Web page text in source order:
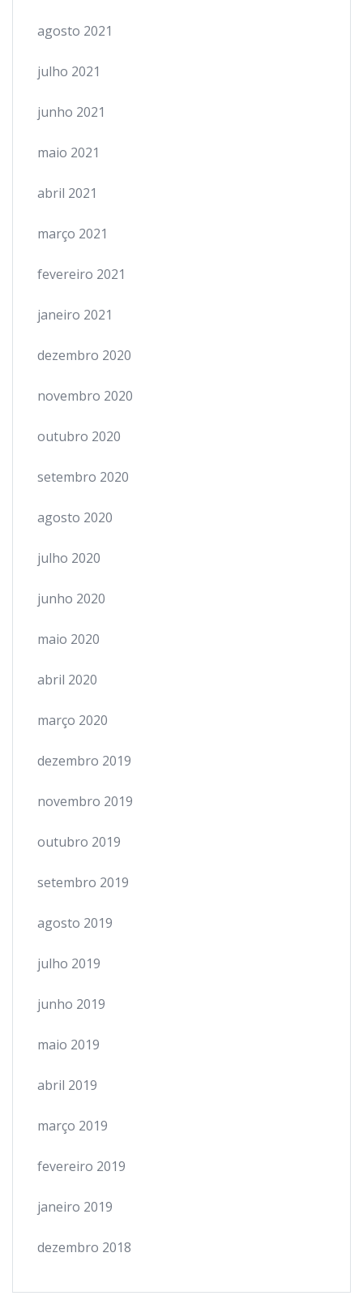
agosto 2021
julho 2021
junho 2021
maio 2021
abril 2021
março 2021
fevereiro 2021
janeiro 2021
dezembro 2020
novembro 2020
outubro 2020
setembro 2020
agosto 2020
julho 2020
junho 2020
maio 2020
abril 2020
março 2020
dezembro 2019
novembro 2019
outubro 2019
setembro 2019
agosto 2019
julho 2019
junho 2019
maio 2019
abril 2019
março 2019
fevereiro 2019
janeiro 2019
dezembro 2018